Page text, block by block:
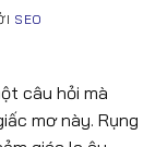
SEO
câu hỏi mà
mơ này. Rụng